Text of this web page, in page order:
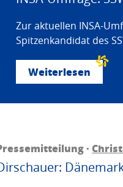
Zur aktuellen INSA-
Spitzenkandidat des
Weiterlesen
·